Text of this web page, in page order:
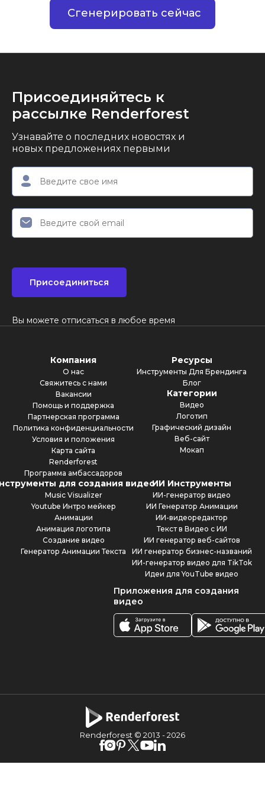
Сгенерировать сейчас
Присоединяйтесь к
рассылке Renderforest
Узнавайте о последних новостях и
новых предложениях первыми
Присоединиться
Вы можете отписаться в любое время
Компания
О нас
Свяжитесь с нами
Вакансии
Помощь и поддержка
Партнерская программа
Политика конфиденциальности
Условия и положения
Карта сайта
Renderforest
Программа амбассадоров
Ресурсы
Инструменты Для Брендинга
Блог
Категории
Видео
Логотип
Графический дизайн
Веб-сайт
Мокап
для создания видео
Music Visualizer
Youtube Интро мейкер
Анимации
Анимация логотипа
Создание видео
Генератор Анимации Текста
ИИ Инструменты
ИИ-генератор видео
ИИ Генератор Анимации
ИИ-видеоредактор
Текст в Видео с ИИ
ИИ генератор веб-сайтов
ИИ генератор бизнес-названий
ИИ-генератор видео для TikTok
Идеи для YouTube видео
Приложения для создания
видео
Renderforest © 2013 -2026